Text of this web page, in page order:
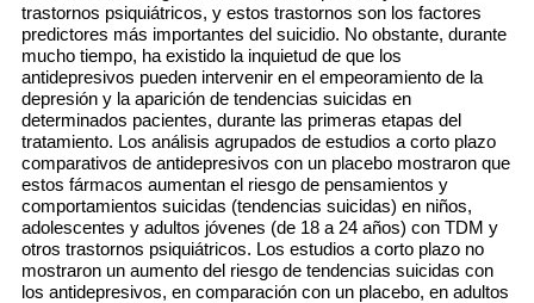
trastornos psiquiátricos, y estos trastornos son los factores
predictores más importantes del suicidio. No obstante, durante
mucho tiempo, ha existido la inquietud de que los
antidepresivos pueden intervenir en el empeoramiento de la
depresión y la aparición de tendencias suicidas en
determinados pacientes, durante las primeras etapas del
tratamiento. Los análisis agrupados de estudios a corto plazo
comparativos de antidepresivos con un placebo mostraron que
estos fármacos aumentan el riesgo de pensamientos y
comportamientos suicidas (tendencias suicidas) en niños,
adolescentes y adultos jóvenes (de 18 a 24 años) con TDM y
otros trastornos psiquiátricos. Los estudios a corto plazo no
mostraron un aumento del riesgo de tendencias suicidas con
los antidepresivos, en comparación con un placebo, en adultos